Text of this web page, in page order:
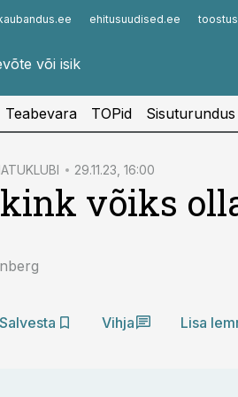
ehitusuudised.ee
Infopank
Teabevara TOPid Sisuturundus
29.11.23, 16:00
võiks
Salvesta Vihja Lisa